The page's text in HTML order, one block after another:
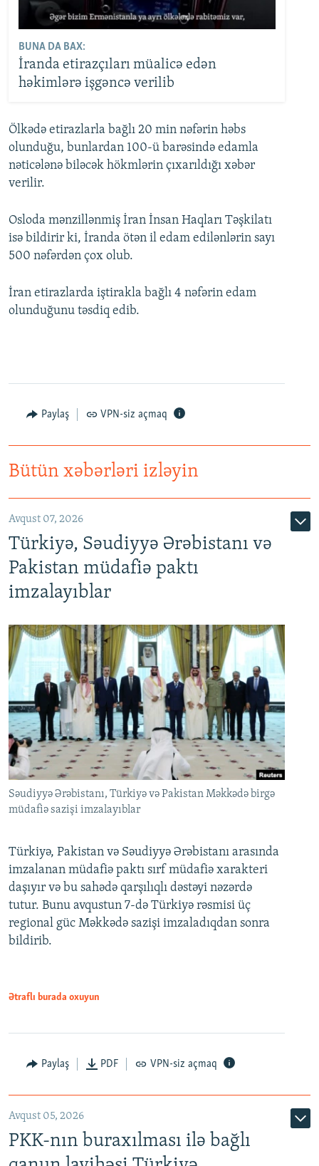
BUNA DA BAX:
İranda etirazçıları müalicə edən
həkimlərə işgəncə verilib
Ölkədə etirazlarla bağlı 20 min nəfərin həbs
olunduğu, bunlardan 100-ü barəsində edamla
nəticələnə biləcək hökmlərin çıxarıldığı xəbər
verilir.
Osloda mənzillənmiş İran İnsan Haqları Təşkilatı
isə bildirir ki, İranda ötən il edam edilənlərin sayı
500 nəfərdən çox olub.
İran etirazlarda iştirakla bağlı 4 nəfərin edam
olunduğunu təsdiq edib.
Paylaş VPN-siz açmaq
Bütün xəbərləri izləyin
Avqust 07, 2026
Türkiyə, Səudiyyə Ərəbistanı və
Pakistan müdafiə paktı
imzalayıblar
Səudiyyə Ərəbistanı, Türkiyə və Pakistan Məkkədə birgə
müdafiə sazişi imzalayıblar
Türkiyə, Pakistan və Səudiyyə Ərəbistanı arasında
imzalanan müdafiə paktı sırf müdafiə xarakteri
daşıyır və bu sahədə qarşılıqlı dəstəyi nəzərdə
tutur. Bunu avqustun 7-də Türkiyə rəsmisi üç
regional güc Məkkədə sazişi imzaladıqdan sonra
bildirib.
Ətraflı burada oxuyun
Paylaş PDF VPN-siz açmaq
Avqust 05, 2026
PKK-nın buraxılması ilə bağlı